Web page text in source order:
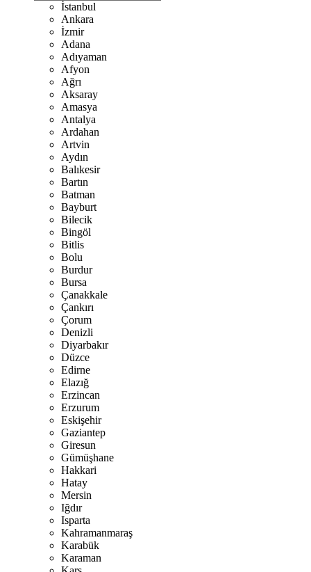
İstanbul
Ankara
İzmir
Adana
Adıyaman
Afyon
Ağrı
Aksaray
Amasya
Antalya
Ardahan
Artvin
Aydın
Balıkesir
Bartın
Batman
Bayburt
Bilecik
Bingöl
Bitlis
Bolu
Burdur
Bursa
Çanakkale
Çankırı
Çorum
Denizli
Diyarbakır
Düzce
Edirne
Elazığ
Erzincan
Erzurum
Eskişehir
Gaziantep
Giresun
Gümüşhane
Hakkari
Hatay
Mersin
Iğdır
Isparta
Kahramanmaraş
Karabük
Karaman